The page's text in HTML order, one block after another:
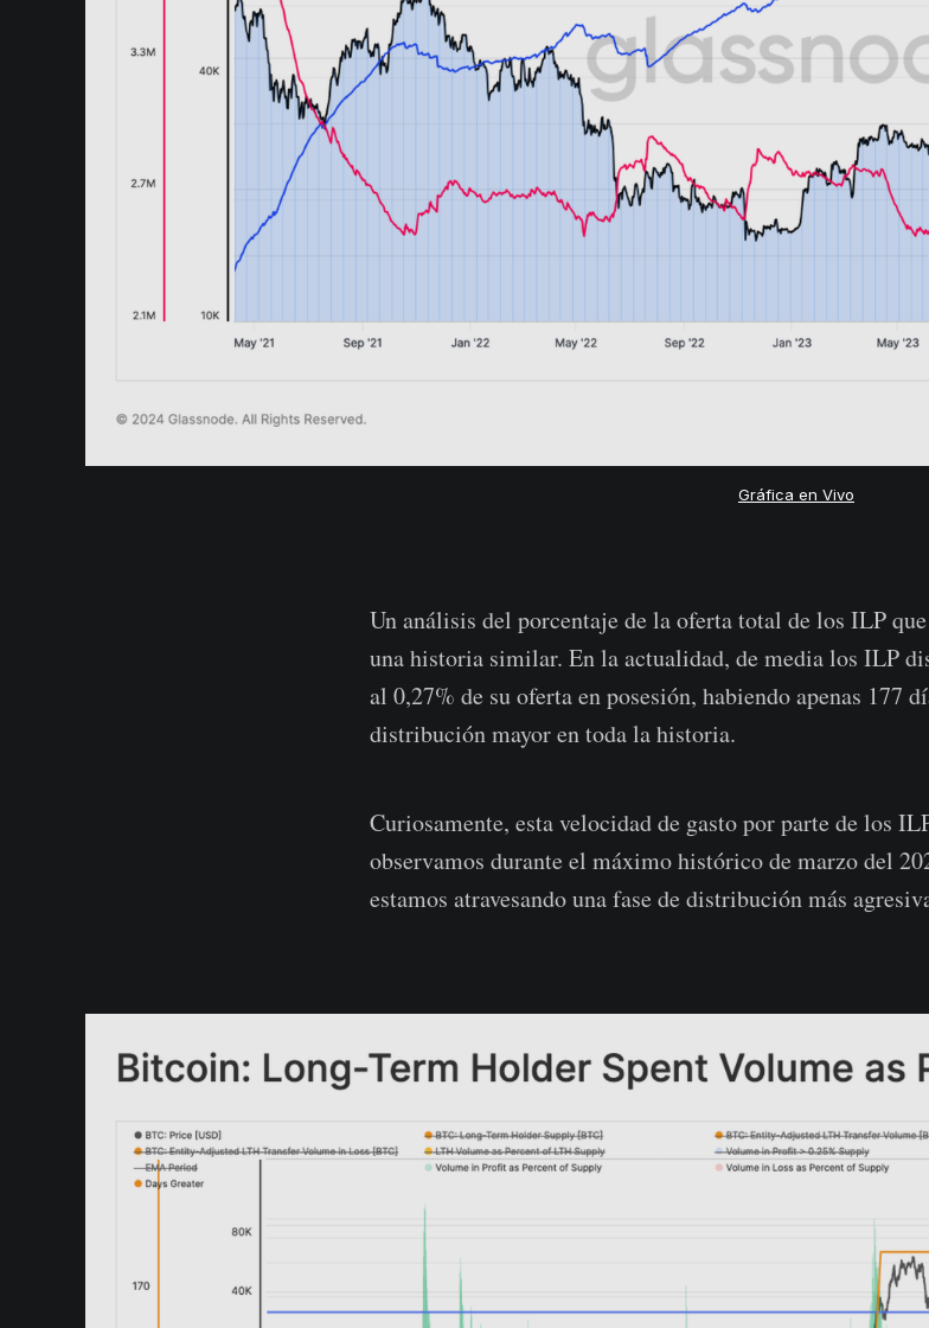
Gráfica en Vivo
Un análisis del porcentaje de la oferta total de los ILP
una historia similar. En la actualidad, de media los ILP
al 0,27% de su oferta en posesión, habiendo apenas 177
distribución mayor en toda la historia.
Curiosamente, esta velocidad de gasto por parte de los
observamos durante el máximo histórico de marzo del
estamos atravesando una fase de distribución más